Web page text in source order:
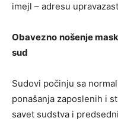
imejl – adresu
Obavezno nošenje
sud
Sudovi počinju sa
ponašanja zaposlenih i
savet sudstva i